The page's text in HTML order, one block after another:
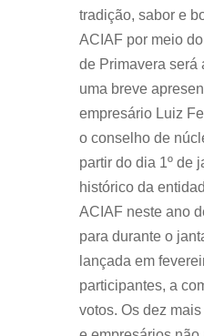
tradição, sabor e
ACIAF por meio
de Primavera será
uma breve
empresário Luiz
o conselho de
partir do dia 1º de
histórico da
ACIAF neste ano
para durante o
lançada em
participantes, a
votos. Os dez